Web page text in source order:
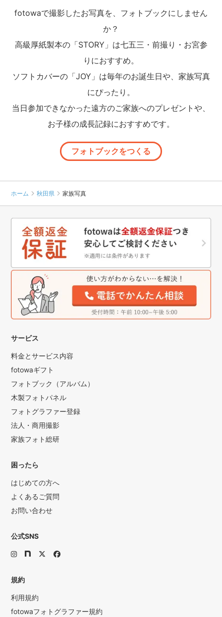
fotowaで撮影したお写真を、フォトブックにしません
か？
高級厚紙製本の「STORY」は七五三・前撮り・お宮参
りにおすすめ。
ソフトカバーの「JOY」は毎年のお誕生日や、家族写真
にぴったり。
当日参加できなかった遠方のご家族へのプレゼントや、
お子様の成長記録におすすめです。
フォトブックをつくる
ホーム 秋田県 家族写真
サービス
料金とサービス内容
fotowaギフト
フォトブック（アルバム）
木製フォトパネル
フォトグラファー登録
法人・商用撮影
家族フォト総研
困ったら
はじめての方へ
よくあるご質問
お問い合わせ
公式SNS
規約
利用規約
fotowaフォトグラファー規約